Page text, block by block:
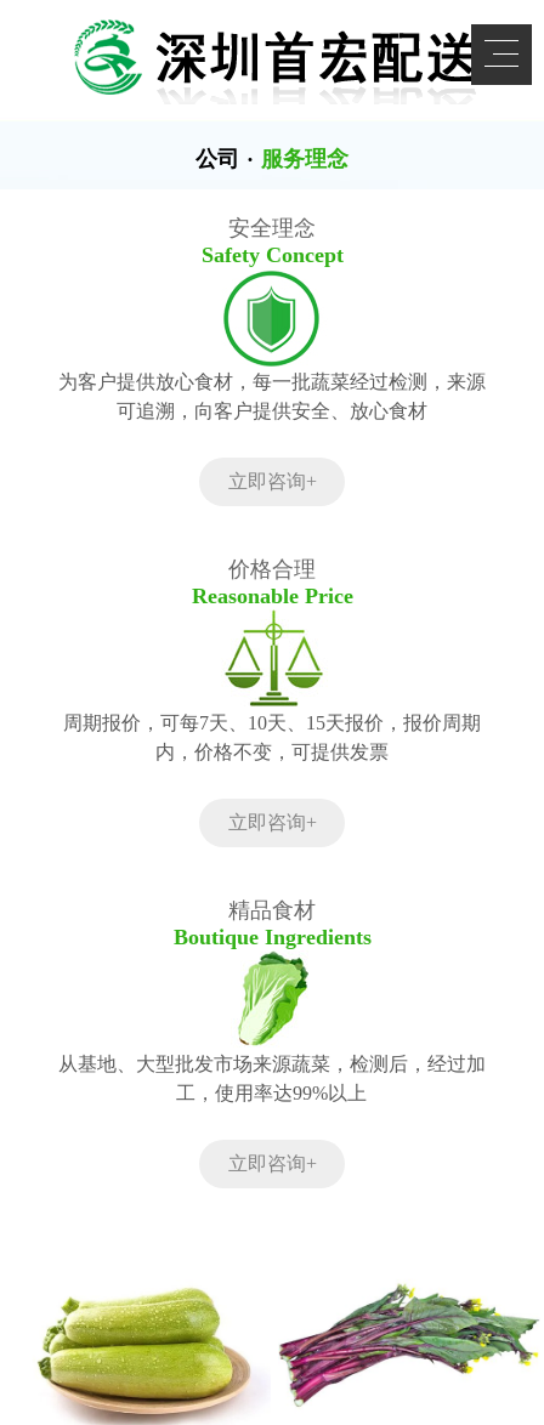
公司 · 服务理念
安全理念
Safety Concept
为客户提供放心食材，每一批蔬菜经过检测，来源
可追溯，向客户提供安全、放心食材
立即咨询+
价格合理
Reasonable Price
周期报价，可每7天、10天、15天报价，报价周期
内，价格不变，可提供发票
立即咨询+
精品食材
Boutique Ingredients
从基地、大型批发市场来源蔬菜，检测后，经过加
工，使用率达99%以上
立即咨询+